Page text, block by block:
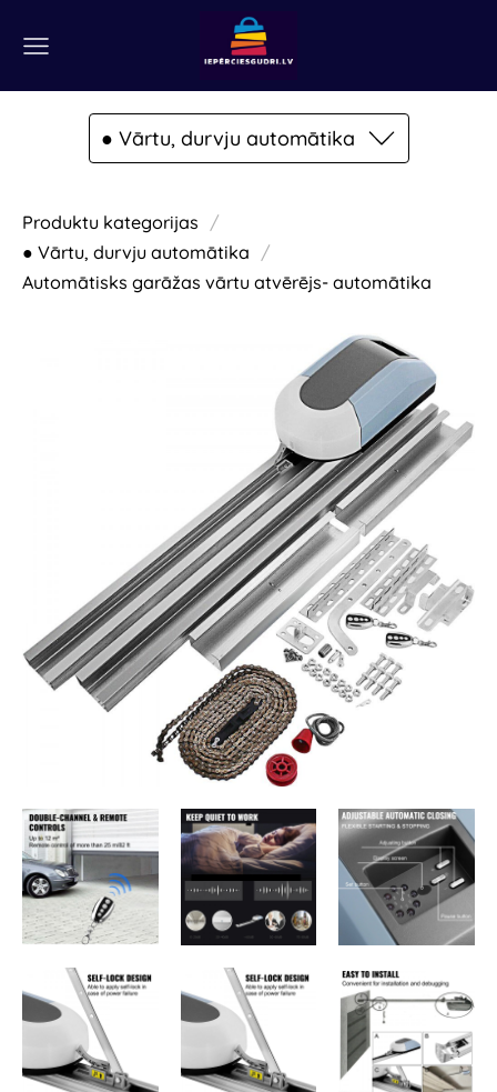
● Vārtu, durvju automātika
Produktu kategorijas
● Vārtu, durvju automātika
Automātisks garāžas vārtu atvērējs- automātika